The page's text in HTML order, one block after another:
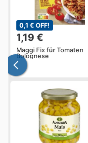
0,1 € OFF!
1,19 €
Maggi Fix für Tomaten
Bolognese